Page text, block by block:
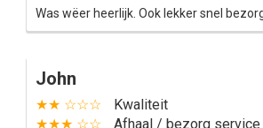
Was wëer heerlijk. Ook lekker snel
John
★★ ☆☆☆
Kwaliteit
★★★ ☆☆
Afhaal / bezorg service